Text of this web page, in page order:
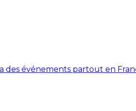
des événements partout en